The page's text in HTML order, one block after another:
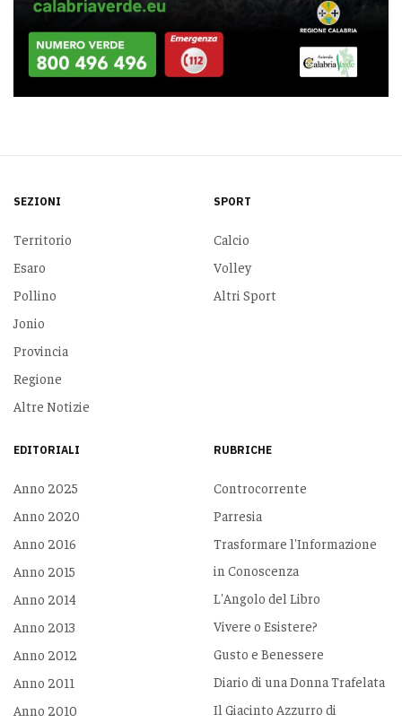
SEZIONI
Territorio
Esaro
Pollino
Jonio
Provincia
Regione
Altre Notizie
SPORT
Calcio
Volley
Altri Sport
EDITORIALI
Anno 2025
Anno 2020
Anno 2016
Anno 2015
Anno 2014
Anno 2013
Anno 2012
Anno 2011
Anno 2010
RUBRICHE
Controcorrente
Parresia
Trasformare l'Informazione
in Conoscenza
L'Angolo del Libro
Vivere o Esistere?
Gusto e Benessere
Diario di una Donna Trafelata
Il Giacinto Azzurro di